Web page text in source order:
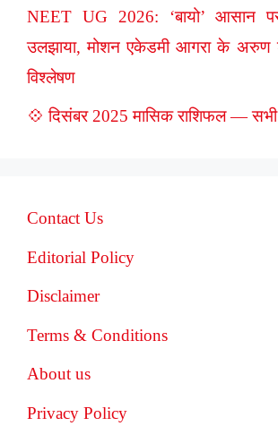
NEET UG 2026: ‘बायो’ आसान
उलझाया, मोशन एकेडमी आगरा के अरुण
विश्लेषण
💠 दिसंबर 2025 मासिक राशिफल — सभी
Contact Us
Editorial Policy
Disclaimer
Terms & Conditions
About us
Privacy Policy